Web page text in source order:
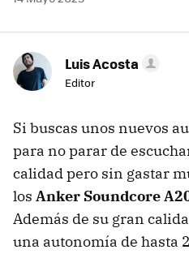
Luis Acosta
Editor
Si buscas unos nuevos
para no parar de
calidad pero sin gastar
los Anker Soundcore
Además de su gran
una autonomía de hasta